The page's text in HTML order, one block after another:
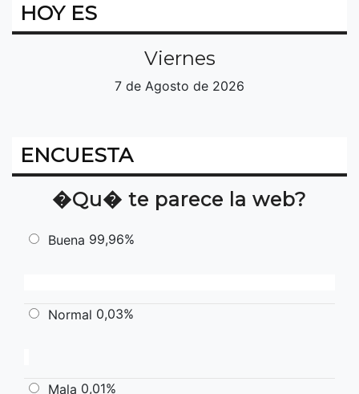
HOY ES
Viernes
7 de Agosto de 2026
ENCUESTA
�Qu� te parece la web?
Buena 99,96%
Normal 0,03%
Mala 0,01%